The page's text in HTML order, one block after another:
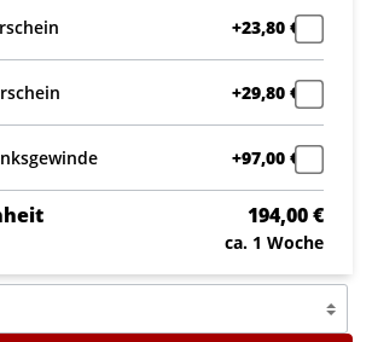
+23,80 €
+29,80 €
+97,00 €
194,00 €
ca. 1 Woche